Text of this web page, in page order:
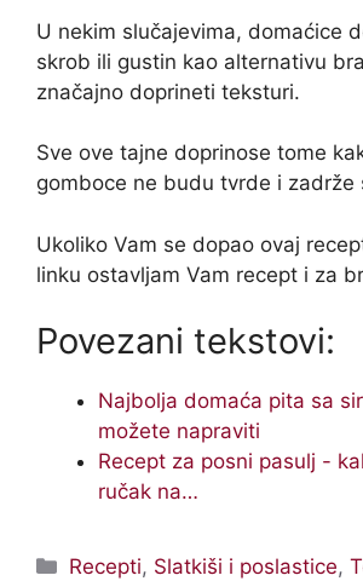
U nekim slučajevima, domaćice
skrob ili gustin kao alternativu
značajno doprineti teksturi.
Sve ove tajne doprinose tome
gomboce ne budu tvrde i zadrže
Ukoliko Vam se dopao ovaj
linku ostavljam Vam recept i za
Povezani tekstovi:
Najbolja domaća pita sa
možete napraviti
Recept za posni pasulj -
ručak na…
Categories
Recepti, Slatkiši i poslastice,